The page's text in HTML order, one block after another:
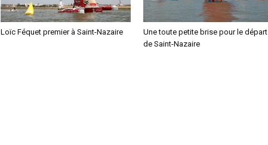
Loïc Féquet premier à Saint-Nazaire
Une toute petite brise pour le départ
de Saint-Nazaire